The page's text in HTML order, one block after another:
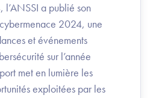
l’ANSSI a publié son
2024, une
et événements
sur l’année
met en lumière les
exploitées par les